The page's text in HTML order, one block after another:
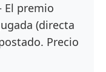
premio
(directa
Precio